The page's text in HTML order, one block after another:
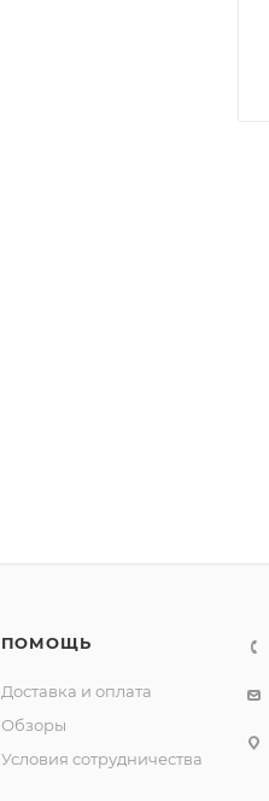
ПОМОЩЬ
Доставка и оплата
Обзоры
Условия сотрудничества